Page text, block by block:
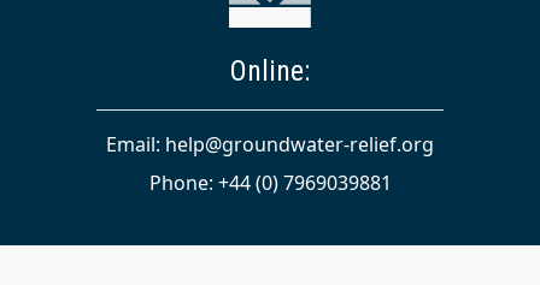
Online:
Email: help@groundwater-relief.org
Phone: +44 (0) 7969039881